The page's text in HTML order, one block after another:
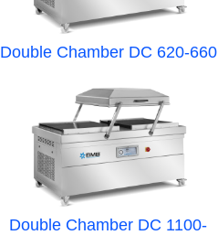
Double Chamber DC 620-660
Double Chamber DC 1100-